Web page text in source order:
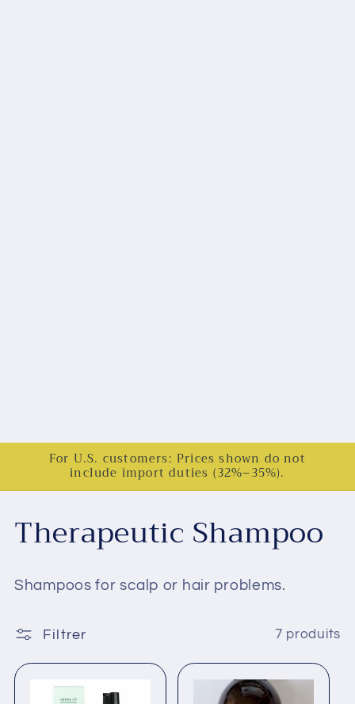
For U.S. customers: Prices shown do not
include import duties (32%–35%).
C
o
l
l
e
Therapeutic Shampoo
Shampoos for scalp or hair problems.
Filtrer 7 produits